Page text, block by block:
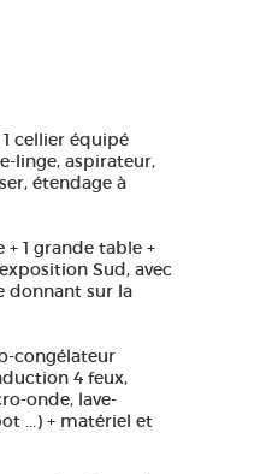
cellier équipé
linge, aspirateur,
étendage à
1 grande table +
Sud, avec
donnant sur la
congélateur
4 feux,
onde, lave-
...) + matériel et